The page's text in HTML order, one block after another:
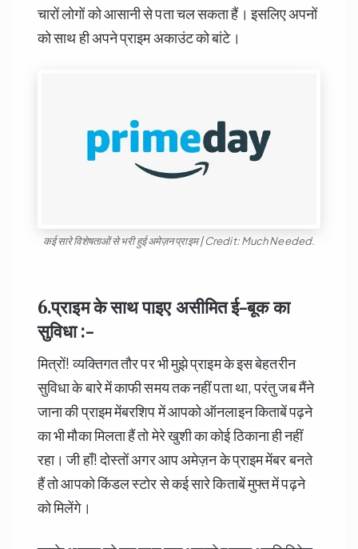
चारों लोगों को आसानी से पता चल सकता हैं। इसलिए अपनों
को साथ ही अपने प्राइम अकाउंट को बांटे।
कई सारे विशेषताओं से भरी हुई अमेज़न प्राइम | Credit: Much Needed.
6.प्राइम के साथ पाइए असीमित ई-बूक का
सुविधा :-
मित्रों! व्यक्तिगत तौर पर भी मुझे प्राइम के इस बेहतरीन
सुविधा के बारे में काफी समय तक नहीं पता था, परंतु जब मैंने
जाना की प्राइम मेंबरशिप में आपको ऑनलाइन किताबें पढ़ने
का भी मौका मिलता हैं तो मेरे खुशी का कोई ठिकाना ही नहीं
रहा। जी हाँ! दोस्तों अगर आप अमेज़न के प्राइम मेंबर बनते
हैं तो आपको किंडल स्टोर से कई सारे किताबें मुफ्त में पढ़ने
को मिलेंगे।